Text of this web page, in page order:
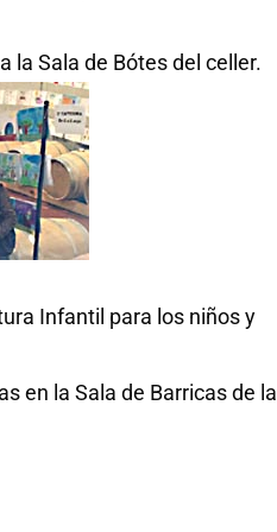
la Sala de Bótes del celler.
Infantil para los niños y
en la Sala de Barricas de la